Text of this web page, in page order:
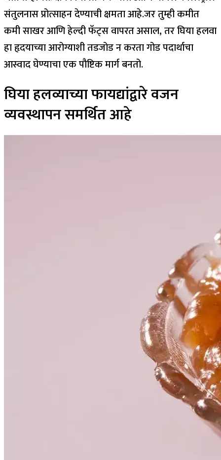
संतुलनास प्रोत्साहन देण्याची क्षमता आहे.जर तुम्ही कमीत
कमी साखर आणि हेल्दी फॅट्स वापरत असाल, तर घिया हलवा
हा हृदयाच्या आरोग्याशी तडजोड न करता गोड पदार्थाचा
आस्वाद घेण्याचा एक पौष्टिक मार्ग बनतो.
घिया हलव्याच्या फायद्यांद्वारे वजन
व्यवस्थापन समर्थित आहे